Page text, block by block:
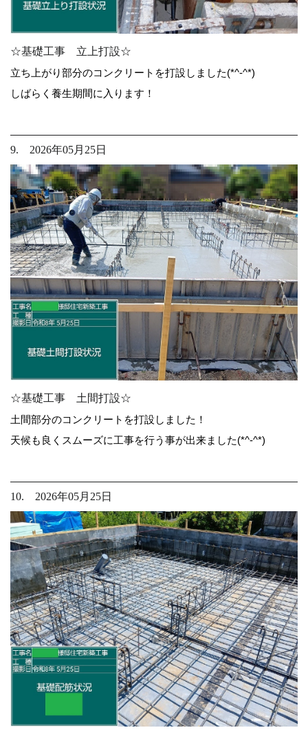
☆基礎工事 立上打設☆
立ち上がり部分のコンクリートを打設しました(*^-^*)
しばらく養生期間に入ります！
9. 2026年05月25日
☆基礎工事 土間打設☆
土間部分のコンクリートを打設しました！
天候も良くスムーズに工事を行う事が出来ました(*^-^*)
10. 2026年05月25日